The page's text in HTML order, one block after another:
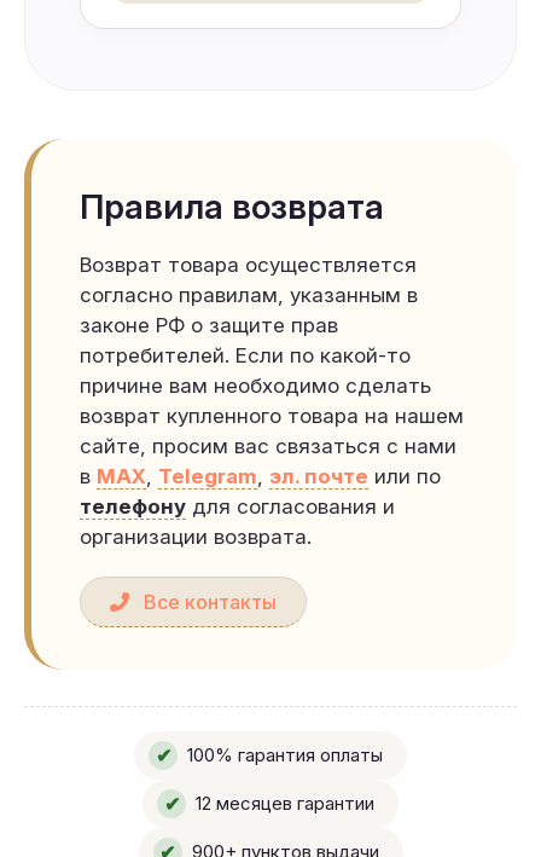
Правила возврата
Возврат товара осуществляется
согласно правилам, указанным в
законе РФ о защите прав
потребителей. Если по какой-то
причине вам необходимо сделать
возврат купленного товара на нашем
сайте, просим вас связаться с нами
в MAX Telegram эл. почте или по
телефону для согласования и
организации возврата.
Все контакты
✔ 100% гарантия оплаты
✔ 12 месяцев гарантии
✔ 900+ пунктов выдачи